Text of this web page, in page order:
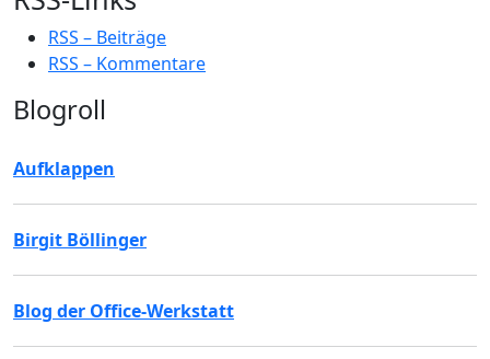
RSS – Beiträge
RSS – Kommentare
Blogroll
Aufklappen
Birgit Böllinger
Blog der Office-Werkstatt